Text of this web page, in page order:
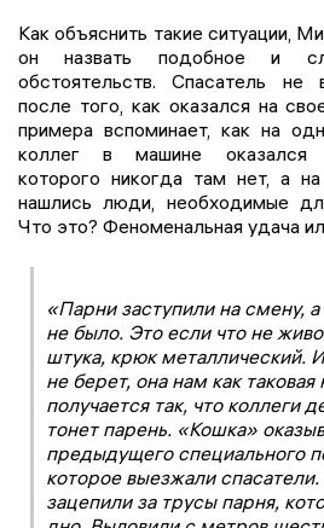
Как объяснить такие ситуации,
он назвать подобное и
обстоятельств. Спасатель не
после того, как оказался на
примера вспоминает, как на
коллег в машине оказался
которого никогда там нет, а
нашлись люди, необходимые
Что это? Феноменальная удача
«Парни заступили на смену,
не было. Это если что не
штука, крюк металлический.
не берет, она нам как
получается так, что коллеги
тонет парень. «Кошка»
предыдущего специального
которое выезжали
зацепили за трусы парня,